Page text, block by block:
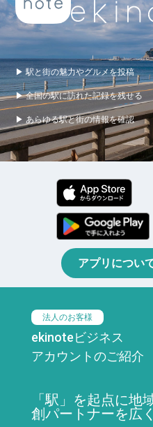
▶ 駅と街の魅力やグルメを投稿
▶ 全国の駅に訪れた記録を残せる
▶ あらゆる駅と街の情報を確認
アプリについ
法人のお客様
ekinoteビジネス
アカウントのご紹介
「駅」を起点に地
創パートナーを広